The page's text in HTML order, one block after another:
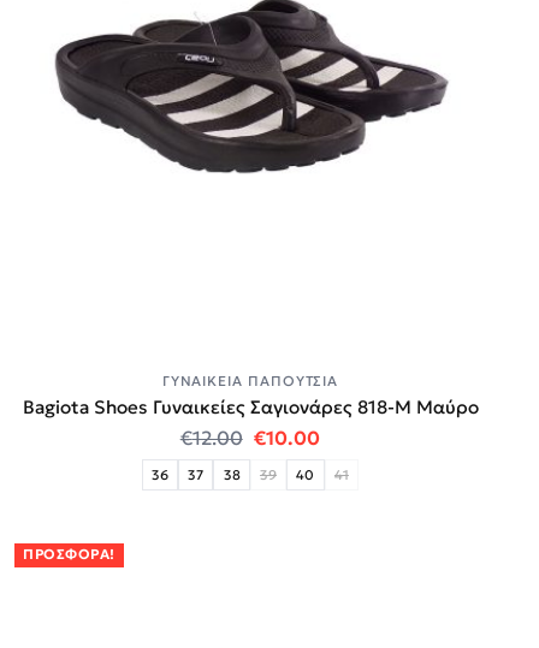
ΓΥΝΑΙΚΕΊΑ ΠΑΠΟΎΤΣΙΑ
Bagiota Shoes Γυναικείες Σαγιονάρες 818-Μ Μαύρο
€12.00 Original price was: €12.00.
€10.00Η τρέχουσα τιμή
36 37 38 39 40 41
ΠΡΟΣΦΟΡΆ!